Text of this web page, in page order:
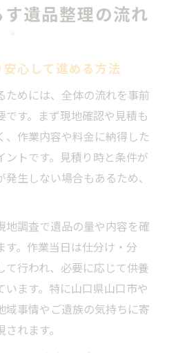
遺品整理の流れ
心して進める方法
ためには、全体の流れを事前
す。まず現地確認や見積も
、作業内容や料金に納得した
ントです。見積り時と条件が
生しない場合もあるため、
地調査で遺品の量や内容を確
。作業当日は仕分け・分
て行われ、必要に応じて供養
ます。特に山口県山口市や
域事情やご遺族の気持ちに寄
れます。